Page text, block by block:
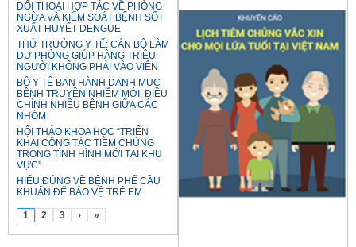
ĐỐI THOẠI HỢP TÁC VỀ PHÒNG
NGỪA VÀ KIỂM SOÁT BỆNH SỐT
XUẤT HUYẾT DENGUE
THỨ TRƯỞNG Y TẾ: CÁN BỘ LÀM
DỰ PHÒNG GIÚP HÀNG TRIỆU
NGƯỜI KHÔNG PHẢI VÀO VIỆN
BỘ Y TẾ BAN HÀNH DANH MỤC
BỆNH TRUYỀN NHIỄM MỚI, ĐIỀU
CHỈNH NHIỀU BỆNH GIỮA CÁC
NHÓM
HỘI THẢO KHOA HỌC “TRIỂN
KHAI CÔNG TÁC TIÊM CHỦNG
TRONG TÌNH HÌNH MỚI TẠI KHU
VỰC”
HIỂU ĐÚNG VỀ BỆNH PHẾ CẦU
KHUẨN ĐỂ BẢO VỆ TRẺ EM
1 2 3 › »